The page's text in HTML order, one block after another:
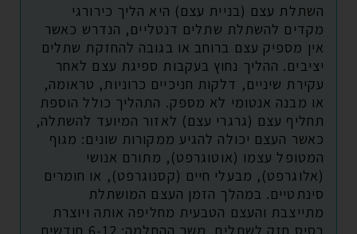
השתלת עצם (בניית עצם) היא הליך כירורגי
מקדים להשתלת שתלים דנטליים, הנדרש כאשר
אין מספיק עצם ברוחב או בגובה להחזקת שתלים
יציבים. ההליך נחוץ בעקבות ספיגת עצם לאחר
עקירת שיניים, דלקות חניכיים כרוניות, טראומה,
או מבנה אנטומי לא מספק. התהליך כולל הוספת
תחליף עצם (גרגרי עצם) לאזור המיועד להשתלה,
כאשר העצם יכולה להגיע ממקורות שונים: מגוף
המטופל עצמו (אוטוגרפט), מתורם אנושי
(אלוגרפט), מבעלי חיים (קסנוגרפט), או חומרים
סינתטיים. במהלך הזמן העצם המושתלת
מתייצבת והעצם הטבעית מחליפה אותה ויוצרת
בסיס חזק לשתלים. משך ההחלמה: 6-12 חודשים